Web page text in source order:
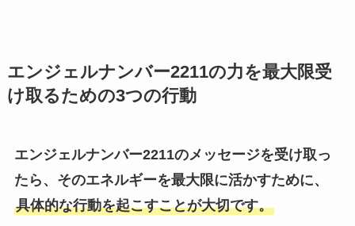
エンジェルナンバー2211の力を最大限受
け取るための3つの行動
エンジェルナンバー2211のメッセージを受け取っ
たら、そのエネルギーを最大限に活かすために、
具体的な行動を起こすことが大切です。